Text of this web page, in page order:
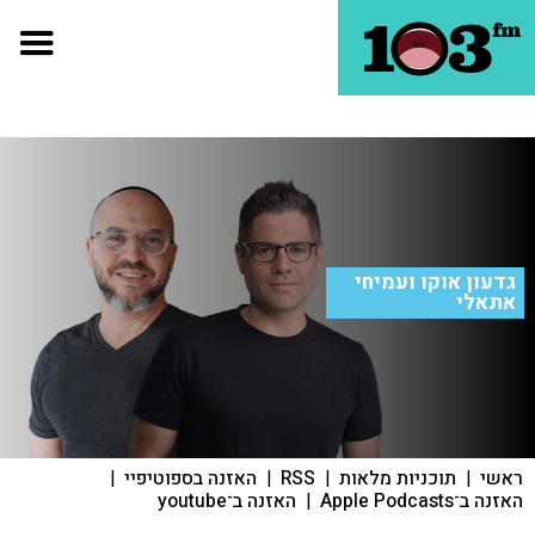
גדעון אוקו ועמיחי
אתאלי
ראשי | תוכניות מלאות |
RSS
| האזנה בספוטיפיי |
האזנה ב־Apple Podcasts | האזנה ב־youtube